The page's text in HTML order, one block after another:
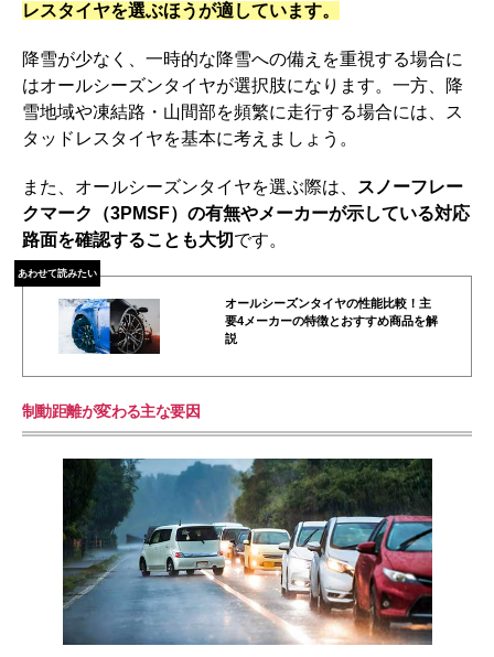
レスタイヤを選ぶほうが適しています。
降雪が少なく、一時的な降雪への備えを重視する場合に
はオールシーズンタイヤが選択肢になります。一方、降
雪地域や凍結路・山間部を頻繁に走行する場合には、ス
タッドレスタイヤを基本に考えましょう。
また、オールシーズンタイヤを選ぶ際は、 スノーフレー
クマーク（3PMSF）の有無やメーカーが示している対応
路面を確認することも大切です。
あわせて読みたい
オールシーズンタイヤの性能比較！主
要4メーカーの特徴とおすすめ商品を解
説
制動距離が変わる主な要因